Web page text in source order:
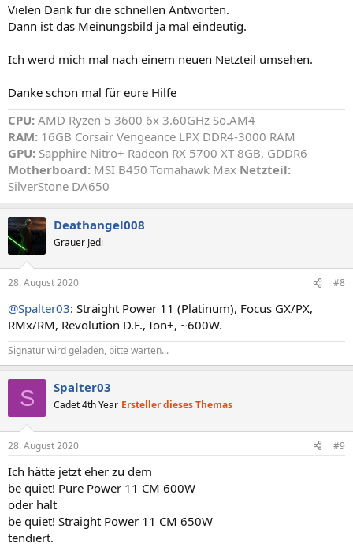
:
Vielen Dank für die schnellen Antworten.
Dann ist das Meinungsbild ja mal eindeutig.
Ich werd mich mal nach einem neuen Netzteil umsehen.
Danke schon mal für eure Hilfe
CPU: AMD Ryzen 5 3600 6x 3.60GHz So.AM4
RAM: 16GB Corsair Vengeance LPX DDR4-3000 RAM
GPU: Sapphire Nitro+ Radeon RX 5700 XT 8GB, GDDR6
Motherboard: MSI B450 Tomahawk Max Netzteil:
SilverStone DA650
Deathangel008
Grauer Jedi
28. August 2020 #8
@Spalter03: Straight Power 11 (Platinum), Focus GX/PX,
RMx/RM, Revolution D.F., Ion+, ~600W.
Signatur wird geladen, bitte warten...
S Spalter03
Cadet 4th Year Ersteller dieses Themas
28. August 2020 #9
Ich hätte jetzt eher zu dem
be quiet! Pure Power 11 CM 600W
oder halt
be quiet! Straight Power 11 CM 650W
tendiert.